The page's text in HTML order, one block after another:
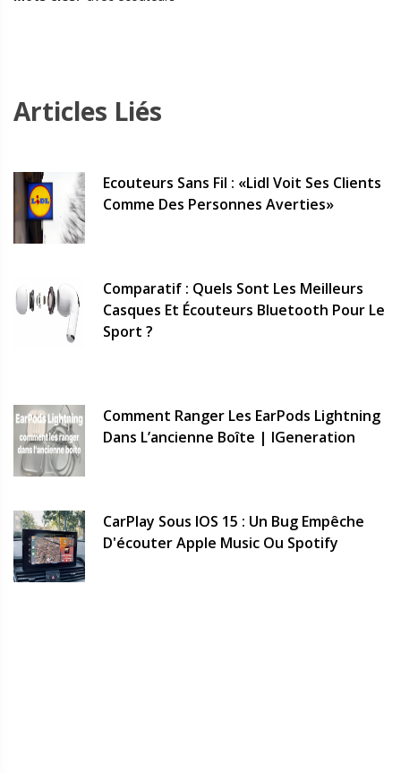
Articles Liés
Ecouteurs Sans Fil : «Lidl Voit Ses Clients
Comme Des Personnes Averties»
Comparatif : Quels Sont Les Meilleurs
Casques Et Écouteurs Bluetooth Pour Le
Sport ?
Comment Ranger Les EarPods Lightning
Dans L’ancienne Boîte | IGeneration
CarPlay Sous IOS 15 : Un Bug Empêche
D'écouter Apple Music Ou Spotify